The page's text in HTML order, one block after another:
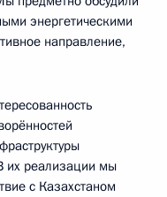
энергетическими
направление,
их реализации мы
с Казахстаном